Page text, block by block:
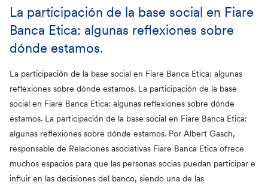
La participación de la base social en Fiare
Banca Etica: algunas reflexiones sobre
dónde estamos.
La participación de la base social en Fiare Banca Etica: algunas
reflexiones sobre dónde estamos. La participación de la base
social en Fiare Banca Etica: algunas reflexiones sobre dónde
estamos. La participación de la base social en Fiare Banca Etica:
algunas reflexiones sobre dónde estamos. Por Albert Gasch,
responsable de Relaciones asociativas Fiare Banca Etica ofrece
muchos espacios para que las personas socias puedan participar e
influir en las decisiones del banco, siendo una de las
AniversarioaFiareBE
Asamblea2025
DiaInternacionalDeLaMujer